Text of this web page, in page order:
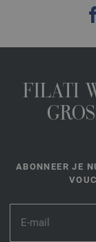
FILATI
ABONNEER JE